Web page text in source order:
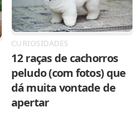
CURIOSIDADES
12 raças de cachorros
peludo (com fotos) que
dá muita vontade de
apertar